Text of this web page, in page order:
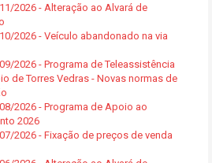
2026 - Alteração ao Alvará de
2026 - Veículo abandonado na via
2026 - Programa de Teleassistência
de Torres Vedras - Novas normas de
2026 - Programa de Apoio ao
2026
2026 - Fixação de preços de venda